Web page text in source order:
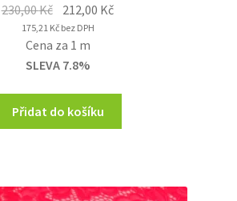
230,00Kč Original
price
was:
230,00 Kč.
212,00 KčCurrent
175,21 Kčbez DPH
Cena za 1 m
SLEVA 7.8%
Přidat do košíku